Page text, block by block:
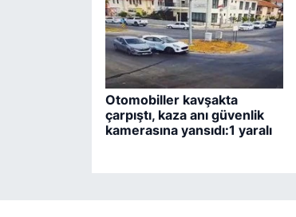
Otomobiller kavşakta
çarpıştı, kaza anı güvenlik
kamerasına yansıdı:1 yaralı